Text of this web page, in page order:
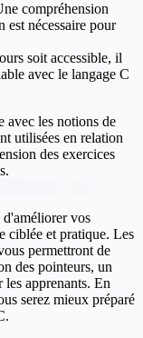
compréhension
est nécessaire pour
soit accessible, il
avec le langage C
avec les notions de
utilisées en relation
des exercices
vos
ciblée et pratique. Les
permettront de
des pointeurs, un
apprenants. En
serez mieux préparé